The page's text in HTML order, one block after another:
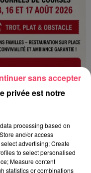
SUR-LOIRE PRÊT À
privée est notre
processing based on
and/or access
advertising; Create
to select personalised
Measure content
statistics or combinations
sans accepter